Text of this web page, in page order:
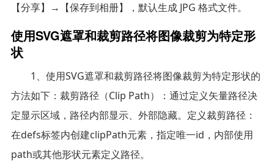
【分享】→【保存到相册】，默认生成 JPG 格式文件。
使用SVG遮罩和裁剪路径将图像裁剪为特定形
状
1、使用SVG遮罩和裁剪路径将图像裁剪为特定形状的
方法如下：裁剪路径（Clip Path）：通过定义矢量路径决
定显示区域，路径内部显示、外部隐藏。定义裁剪路径：
在defs标签内创建clipPath元素，指定唯一id，内部使用
path或其他形状元素定义路径。